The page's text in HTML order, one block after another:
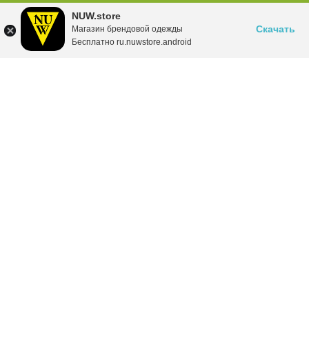
NUW.store
Магазин брендовой одежды
Бесплатно ru.nuwstore.android
Скачать